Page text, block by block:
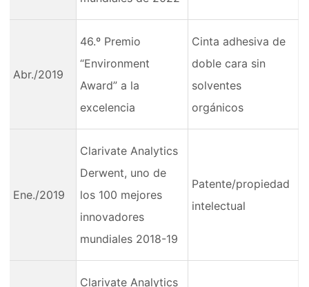
Abr./2019
46.º Premio
“Environment
Award” a la
excelencia
Cinta adhesiva de
doble cara sin
solventes
orgánicos
Ene./2019
Clarivate Analytics
Derwent, uno de
los 100 mejores
innovadores
mundiales 2018-19
Patente/propiedad
intelectual
Clarivate Analytics